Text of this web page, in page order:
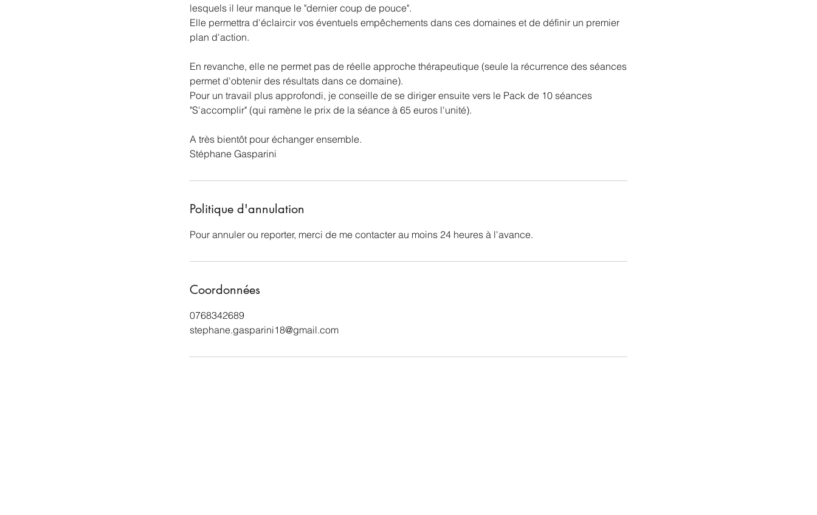
lesquels il leur manque le "dernier coup de pouce".
Elle permettra d'éclaircir vos éventuels empêchements dans ces domaines et de définir un premier
plan d'action.
En revanche, elle ne permet pas de réelle approche thérapeutique (seule la récurrence des séances
permet d'obtenir des résultats dans ce domaine).
Pour un travail plus approfondi, je conseille de se diriger ensuite vers le Pack de 10 séances
"S'accomplir" (qui ramène le prix de la séance à 65 euros l'unité).
A très bientôt pour échanger ensemble.
Politique d'annulation
Pour annuler ou reporter, merci de me contacter au moins 24 heures à l'avance.
Coordonnées
0768342689
stephane.gasparini18@gmail.com